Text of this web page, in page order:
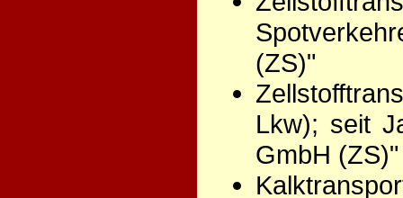
(ZS)"
Lkw); seit
GmbH (ZS)"